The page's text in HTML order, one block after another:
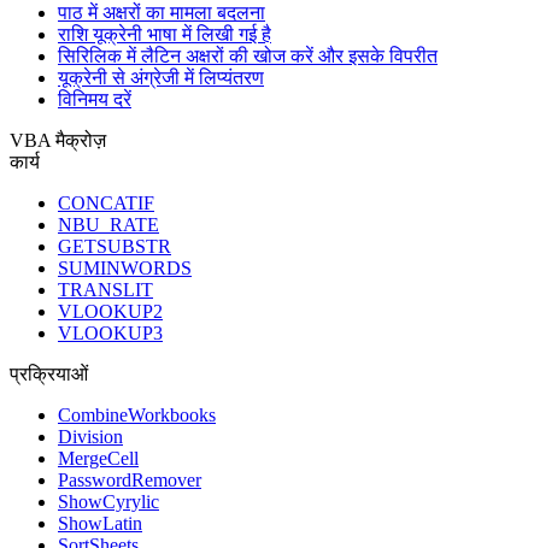
पाठ में अक्षरों का मामला बदलना
राशि यूक्रेनी भाषा में लिखी गई है
सिरिलिक में लैटिन अक्षरों की खोज करें और इसके विपरीत
यूक्रेनी से अंग्रेजी में लिप्यंतरण
विनिमय दरें
VBA मैक्रोज़
कार्य
CONCATIF
NBU_RATE
GETSUBSTR
SUMINWORDS
TRANSLIT
VLOOKUP2
VLOOKUP3
प्रक्रियाओं
CombineWorkbooks
Division
MergeCell
PasswordRemover
ShowCyrylic
ShowLatin